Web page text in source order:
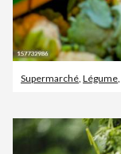
Supermarché Légume